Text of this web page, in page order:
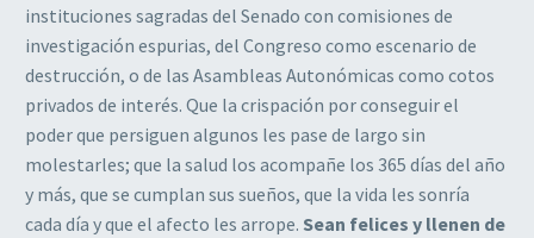
instituciones sagradas del Senado con comisiones de
investigación espurias, del Congreso como escenario de
destrucción, o de las Asambleas Autonómicas como cotos
privados de interés. Que la crispación por conseguir el
poder que persiguen algunos les pase de largo sin
molestarles; que la salud los acompañe los 365 días del año
y más, que se cumplan sus sueños, que la vida les sonría
cada día y que el afecto les arrope. Sean felices y llenen de